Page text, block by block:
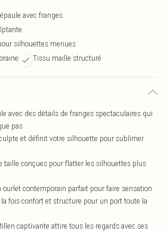
avec franges
silhouettes menues
Tissu maille structuré
avec des détails de franges spectaculaires qui
pas
et définit votre silhouette pour sublimer
taille conçues pour flatter les silhouettes plus
contemporain parfait pour faire sensation
fois confort et structure pour un port toute la
captivante attire tous les regards avec ses